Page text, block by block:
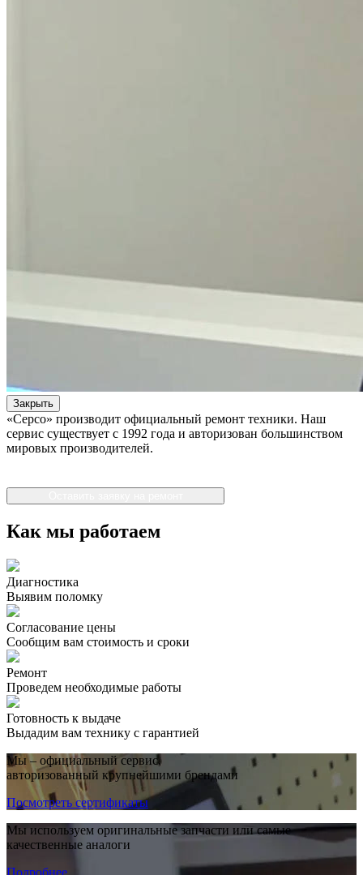
Закрыть
«Серсо» производит официальный ремонт техники. Наш
сервис существует с 1992 года и авторизован большинством
мировых производителей.
Как мы работаем
Диагностика
Выявим поломку
Согласование цены
Сообщим вам стоимость и сроки
Ремонт
Проведем необходимые работы
Готовность к выдаче
Выдадим вам технику с гарантией
Мы – официальный сервис,
авторизованный крупнейшими брендами
Посмотреть сертификаты
Мы используем оригинальные запчасти или самые
качественные аналоги
Подробнее